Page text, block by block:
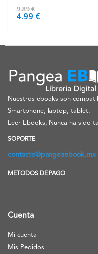
9.89€
4.99 €
Nuestros ebooks son
Smartphone, laptop, tablet.
Leer Ebooks, Nunca ha sido
SOPORTE
contacto@pangeaebook.mx
METODOS DE PAGO
Cuenta
Mi cuenta
Mis Pedidos